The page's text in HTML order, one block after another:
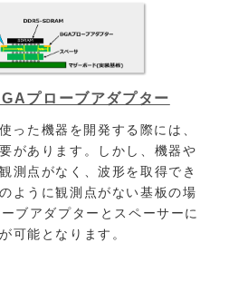
プローブアダプター
った機器を開発する際には、
があります。しかし、機器や
測点がなく、波形を取得でき
ように観測点がない基板の場
ブアダプターとスペーサーに
可能となります。